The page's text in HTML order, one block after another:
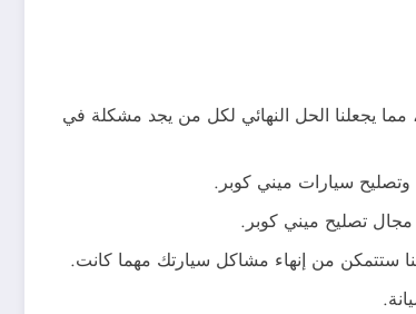
يجعلنا الحل النهائي لكل من يجد مشكلة في
وتصليح سيارات ميني كوبر.
مجال تصليح ميني كوبر.
ستتمكن من إنهاء مشاكل سيارتك مهما كانت.